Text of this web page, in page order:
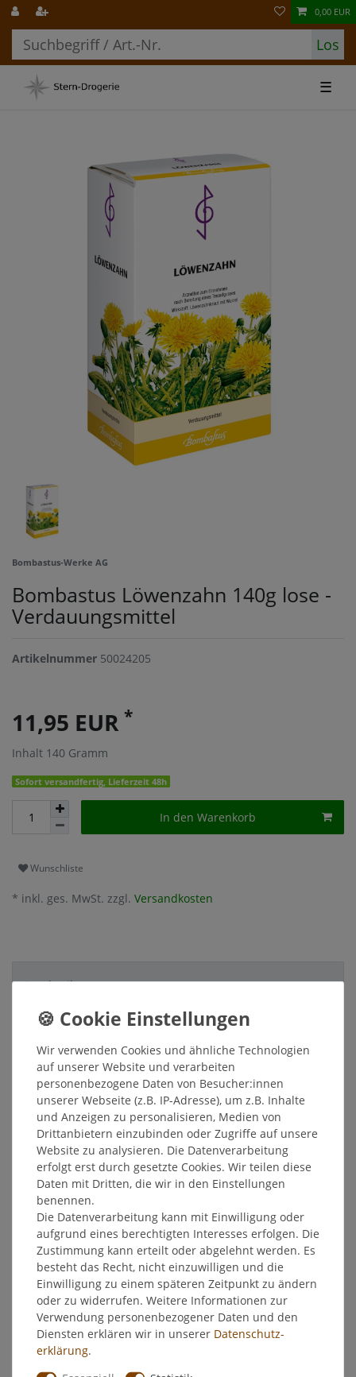
Los
0,00 EUR
☰
Bombastus-Werke AG
Bombastus Löwenzahn 140g lose -
Verdauungsmittel
Artikelnummer 50024205
11,95 EUR *
Inhalt 140 Gramm
Sofort versandfertig, Lieferzeit 48h
In den Warenkorb
Wunschliste
* inkl. ges. MwSt. zzgl. Versandkosten
Beschreibung
Weitere Details
EU-Verantwortlicher
Hersteller
Bombastus Löwenzahn 140g lose -
Verdauungsmittel
Pflanzliches Arzneimittel bei Störungen des Gallenflusses mit
Verdauungsbeschwerden wie Blähungen und Völlegefühl und
bei Appetitlosigkeit.
Zusammensetzung:
100 g Arzneitee enthalten den Wirkstoff: 100 g
Löwenzahnkraut mit Wurzel. Sonstige Bestandteile sind nicht
enthalten.
Wir verwenden Cookies und ähnliche Technologien
auf unserer Website und verarbeiten
personenbezogene Daten von Besucher:innen
unserer Webseite (z.B. IP-Adresse), um z.B. Inhalte
und Anzeigen zu personalisieren, Medien von
Drittanbietern einzubinden oder Zugriffe auf unsere
Website zu analysieren. Die Datenverarbeitung
erfolgt erst durch gesetzte Cookies. Wir teilen diese
Daten mit Dritten, die wir in den Einstellungen
benennen.
Die Datenverarbeitung kann mit Einwilligung oder
aufgrund eines berechtigten Interesses erfolgen. Die
Zustimmung kann erteilt oder abgelehnt werden. Es
besteht das Recht, nicht einzuwilligen und die
Einwilligung zu einem späteren Zeitpunkt zu ändern
oder zu widerrufen. Weitere Informationen zur
Verwendung personenbezogener Daten und den
Diensten erklären wir in unserer Daten­schutz­
erklärung.